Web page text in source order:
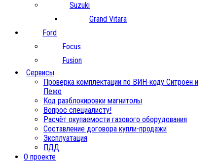
Suzuki
Grand Vitara
Ford
Focus
Fusion
Сервисы
Проверка комплектации по ВИН-коду Ситроен и
Пежо
Код разблокировки магнитолы
Вопрос специалисту!
Расчёт окупаемости газового оборудования
Составление договора купли-продажи
Эксплуатация
ПДД
О проекте